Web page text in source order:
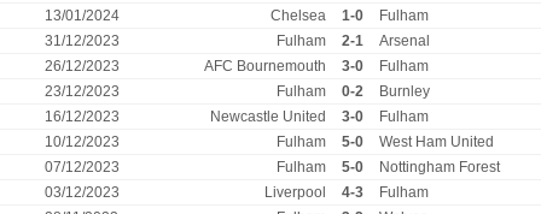
13/01/2024
Chelsea 1-0
Fulham
31/12/2023
Fulham 2-1
Arsenal
26/12/2023
AFC Bournemouth 3-0
Fulham
23/12/2023
Fulham 0-2
Burnley
16/12/2023
Newcastle United 3-0
Fulham
10/12/2023
Fulham 5-0
West Ham United
07/12/2023
Fulham 5-0
Nottingham Forest
03/12/2023
Liverpool 4-3
Fulham